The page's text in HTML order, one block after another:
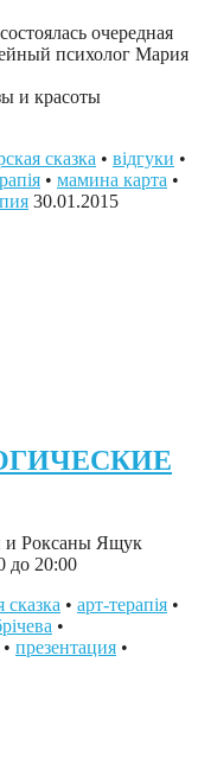
очередная
психолог Мария
и красоты
сказка • відгуки •
• мамина карта •
30.01.2015
и Роксаны Ящук
до 20:00
сказка • арт-терапія •
•
• презентация •